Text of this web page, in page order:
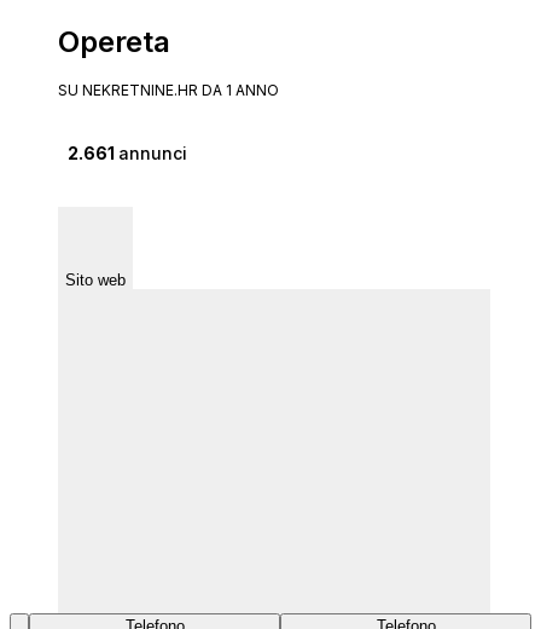
Opereta
SU NEKRETNINE.HR DA 1 ANNO
2.661 annunci
Sito web